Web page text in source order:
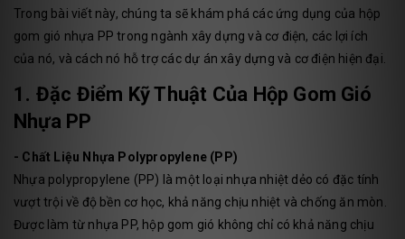
Trong bài viết này, chúng ta sẽ khám phá các ứng dụng của hộp
gom gió nhựa PP trong ngành xây dựng và cơ điện, các lợi ích
của nó, và cách nó hỗ trợ các dự án xây dựng và cơ điện hiện đại.
1. Đặc Điểm Kỹ Thuật Của Hộp Gom Gió
Nhựa PP
- Chất Liệu Nhựa Polypropylene (PP)
Nhựa polypropylene (PP) là một loại nhựa nhiệt dẻo có đặc tính
vượt trội về độ bền cơ học, khả năng chịu nhiệt và chống ăn mòn.
Được làm từ nhựa PP, hộp gom gió không chỉ có khả năng chịu